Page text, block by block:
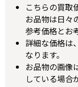
こちらの買取
お品物は日々
参考価格とお
詳細な価格は
なります。
お品物の画像
している場合